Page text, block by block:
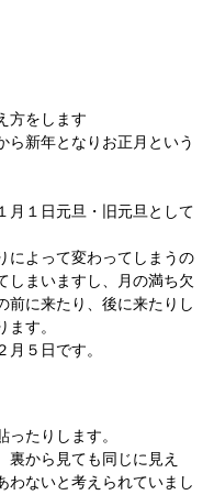
方をします
ら新年となりお正月という
月１日元旦・旧元旦として
によって変わってしまうの
しまいますし、月の満ち欠
前に来たり、後に来たりし
す。
５日です。
たりします。
裏から見ても同じに見え
わないと考えられていまし